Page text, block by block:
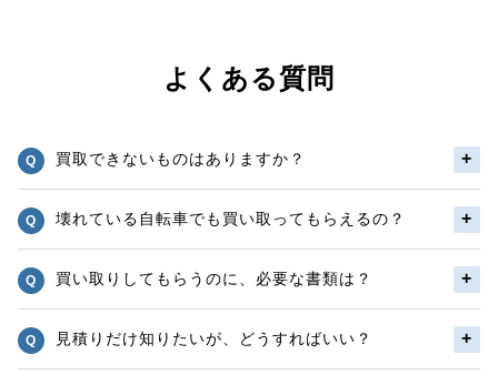
よくある質問
買取できないものはありますか？
壊れている自転車でも買い取ってもらえるの？
買い取りしてもらうのに、必要な書類は？
見積りだけ知りたいが、どうすればいい？